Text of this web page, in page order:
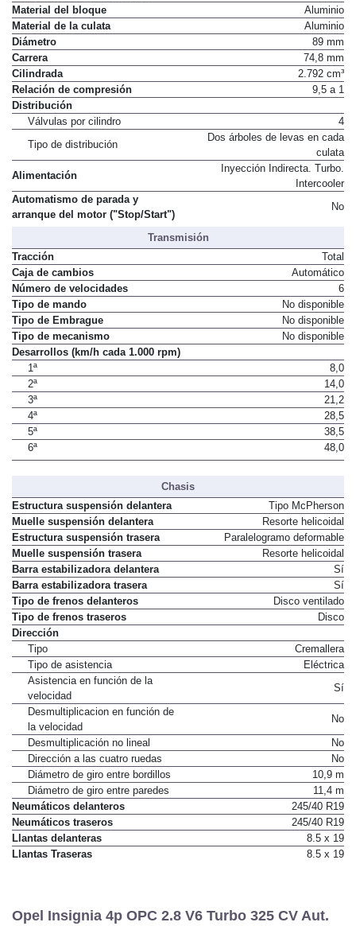
Disposición de los cilindros
En V
Material del bloque
Aluminio
Material de la culata
Aluminio
Diámetro
89 mm
Carrera
74,8 mm
Cilindrada
2.792 cm³
Relación de compresión
Distribución
4
Tipo de distribución
Dos árboles de levas en cada
culata
Alimentación
Inyección Indirecta. Turbo.
Automatismo de parada y
Transmisión
Tracción
Total
Caja de cambios
Automático
Número de velocidades
6
Tipo de mando
No disponible
Tipo de Embrague
No disponible
Tipo de mecanismo
Desarrollos (km/h cada 1.000 rpm)
1ª
8,0
2ª
14,0
3ª
21,2
4ª
28,5
5ª
38,5
6ª
48,0
Chasis
Estructura suspensión delantera
Tipo McPherson
Muelle suspensión delantera
Resorte helicoidal
Estructura suspensión trasera
Paralelogramo deformable
Muelle suspensión trasera
Resorte helicoidal
Barra estabilizadora delantera
Sí
Barra estabilizadora trasera
Sí
Tipo de frenos delanteros
Disco ventilado
Tipo de frenos traseros
Dirección
Tipo
Cremallera
Tipo de asistencia
Asistencia en función de la
velocidad
Sí
Desmultiplicacion en función de
la velocidad
No
Desmultiplicación no lineal
No
Dirección a las cuatro ruedas
No
Diámetro de giro entre bordillos
10,9 m
Diámetro de giro entre paredes
11,4 m
Neumáticos delanteros
245/40 R19
Neumáticos traseros
245/40 R19
Llantas delanteras
8.5 x 19